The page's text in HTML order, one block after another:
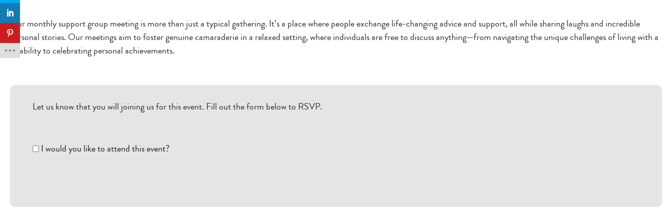
Our monthly support group meeting is more than just a typical gathering. It’s a place where people exchange life-changing advice and support, all while sharing laughs and incredible
personal stories. Our meetings aim to foster genuine camaraderie in a relaxed setting, where individuals are free to discuss anything—from navigating the unique challenges of living with a
disability to celebrating personal achievements.
Let us know that you will joining us for this event. Fill out the form below to RSVP.
I I would you like to attend this event?